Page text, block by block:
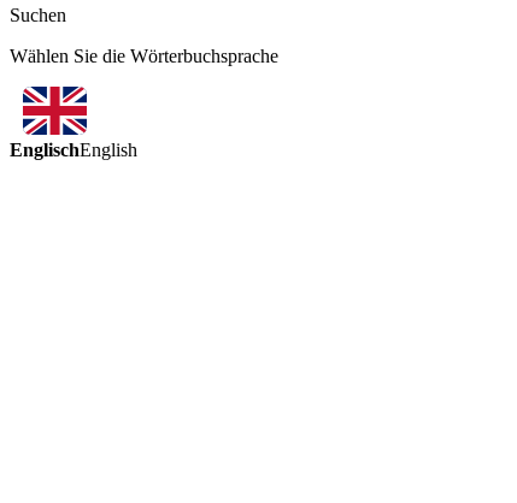
Suchen
Wählen Sie die Wörterbuchsprache
EnglischEnglish